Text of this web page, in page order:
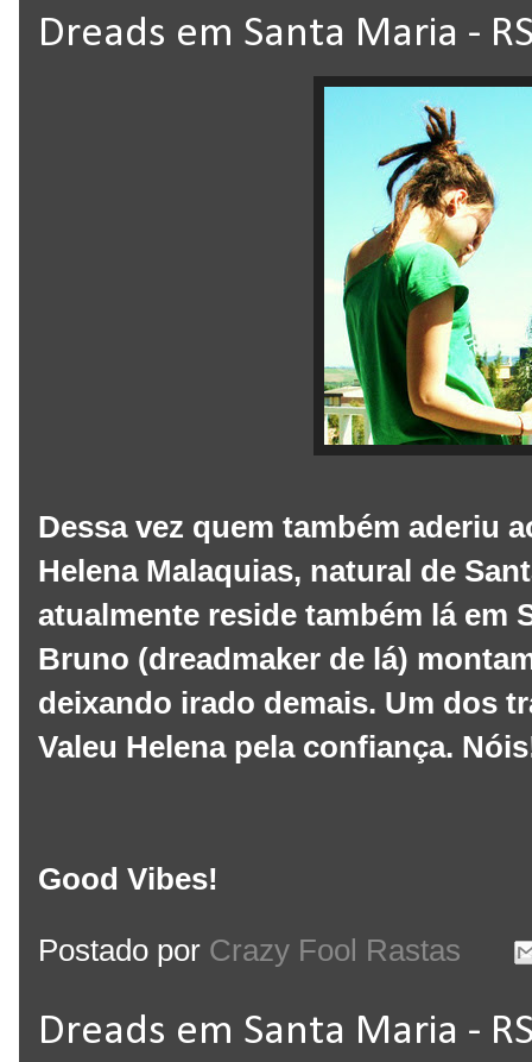
Dreads em Santa Maria -
Dessa vez quem também aderiu
Helena Malaquias, natural de
atualmente reside também lá em
Bruno (dreadmaker de lá)
deixando irado demais. Um dos
Valeu Helena pela confiança.
Good Vibes!
Postado por Crazy Fool Rastas
Dreads em Santa Maria -